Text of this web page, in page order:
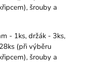
šrouby a
- 1ks, držák - 3ks,
(při výběru
šrouby a